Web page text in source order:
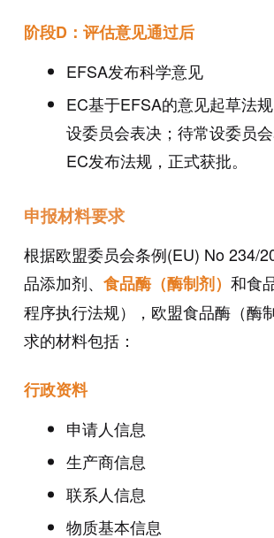
阶段D：评估意见通过后
EFSA发布科学意见
EC基于EFSA的意见起草法
设委员会表决；待常设委员
EC发布法规，正式获批。
申报材料要求
根据欧盟委员会条例(EU) No 234/
品添加剂、 食品酶（酶制剂） 和食
程序执行法规），欧盟食品酶（酶
求的材料包括：
行政资料
申请人信息
生产商信息
联系人信息
物质基本信息